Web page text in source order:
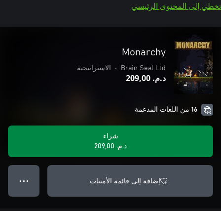
تخطي إلى المحتوى الرئيسي
Monarchy
Brain Seal Ltd
• الاستراتيجية
د.م.‏ 209,00
16 من اللغات المدعمة
شراء
د.م.‏ 209,00
إضافة إلى قائمة الأمنيات ● ● ●